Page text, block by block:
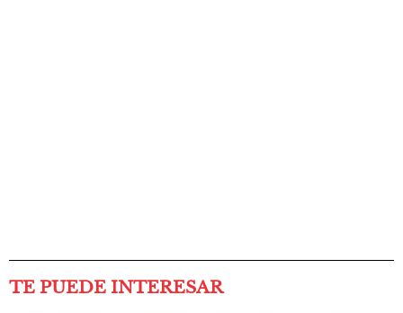
TE PUEDE INTERESAR